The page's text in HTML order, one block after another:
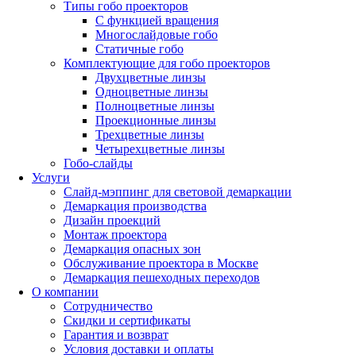
Типы гобо проекторов
С функцией вращения
Многослайдовые гобо
Статичные гобо
Комплектующие для гобо проекторов
Двухцветные линзы
Одноцветные линзы
Полноцветные линзы
Проекционные линзы
Трехцветные линзы
Четырехцветные линзы
Гобо-слайды
Услуги
Слайд-мэппинг для световой демаркации
Демаркация производства
Дизайн проекций
Монтаж проектора
Демаркация опасных зон
Обслуживание проектора в Москве
Демаркация пешеходных переходов
О компании
Сотрудничество
Скидки и сертификаты
Гарантия и возврат
Условия доставки и оплаты